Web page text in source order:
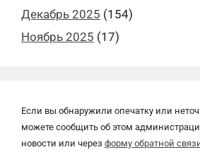
Декабрь 2025 (154)
Ноябрь 2025 (17)
Если вы обнаружили опечатку или
можете сообщить об этом
новости или через форму обратной